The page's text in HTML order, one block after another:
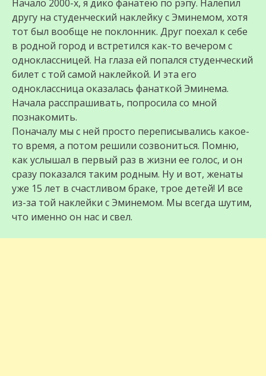
Начало 2000-х, я дико фанатею по рэпу. Налепил
другу на студенческий наклейку с Эминемом, хотя
тот был вообще не поклонник. Друг поехал к себе
в родной город и встретился как-то вечером с
одноклассницей. На глаза ей попался студенческий
билет с той самой наклейкой. И эта его
одноклассница оказалась фанаткой Эминема.
Начала расспрашивать, попросила со мной
познакомить.
Поначалу мы с ней просто переписывались какое-
то время, а потом решили созвониться. Помню,
как услышал в первый раз в жизни ее голос, и он
сразу показался таким родным. Ну и вот, женаты
уже 15 лет в счастливом браке, трое детей! И все
из-за той наклейки с Эминемом. Мы всегда шутим,
что именно он нас и свел.